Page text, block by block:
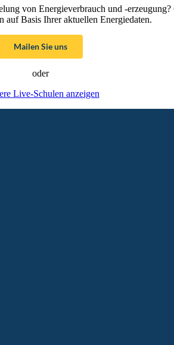
von Energieverbrauch und -
auf Basis Ihrer aktuellen Energiedaten.
Mailen Sie uns
oder
Live-Schulen anzeigen